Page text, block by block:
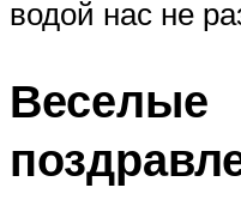
водой нас не
Веселые